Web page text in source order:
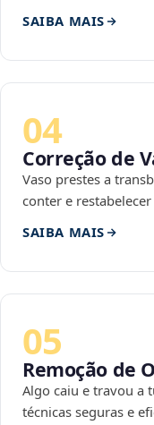
SAIBA MAIS
04
Correção de
Vaso prestes a
conter e
SAIBA MAIS
05
Remoção de
Algo caiu e travou a
técnicas seguras e